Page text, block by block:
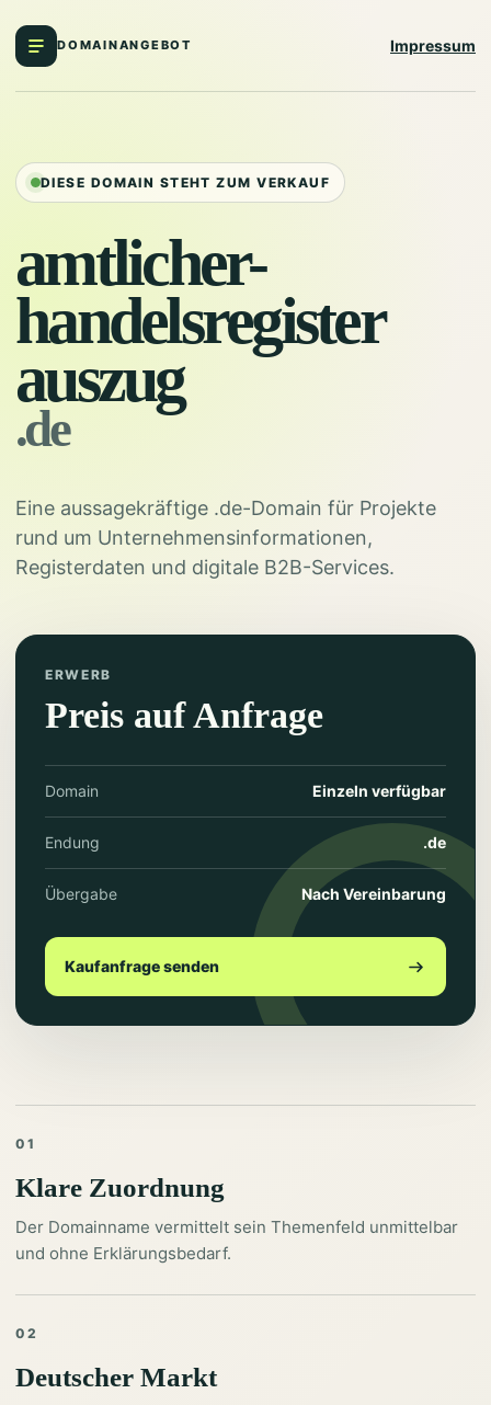
DOMAINANGEBOT Impressum
DIESE DOMAIN STEHT ZUM VERKAUF
amtlicher-
handelsregister
auszug
.de
Eine aussagekräftige .de-Domain für Projekte
rund um Unternehmensinformationen,
Registerdaten und digitale B2B-Services.
ERWERB
Preis auf Anfrage
Domain Einzeln verfügbar
Endung .de
Übergabe Nach Vereinbarung
Kaufanfrage senden
01
Klare Zuordnung
Der Domainname vermittelt sein Themenfeld unmittelbar
und ohne Erklärungsbedarf.
02
Deutscher Markt